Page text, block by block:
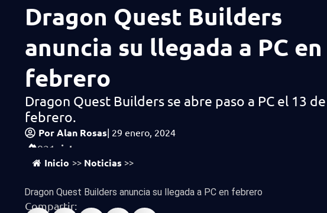
Dragon Quest Builders
anuncia su llegada a PC en
febrero
Dragon Quest Builders se abre paso a PC el 13 de
febrero.
PorAlan Rosas| 29 enero, 2024
921 vistas
Inicio >> Noticias >>
Dragon Quest Builders anuncia su llegada a PC en febrero
Compartir: